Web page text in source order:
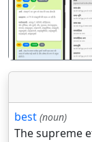
पिछला
best (noun)
The supreme